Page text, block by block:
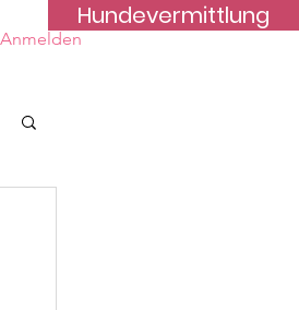
Hundevermittlung
Anmelden